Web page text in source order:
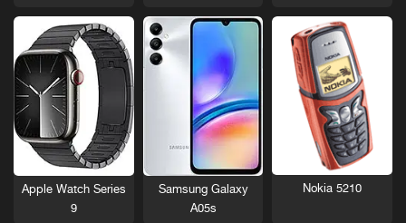
Nokia 5210
Samsung Galaxy
A05s
Apple Watch Series
9